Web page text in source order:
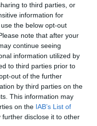
to third parties, or
information for
the below opt-out
note that after your
continue seeing
information utilized by
to third parties prior to
out of the further
by third parties on the
This information may
on the IAB’s List of
further disclose it to other
TURBULENCIÁRÓL, AMIT A
TANULNAK